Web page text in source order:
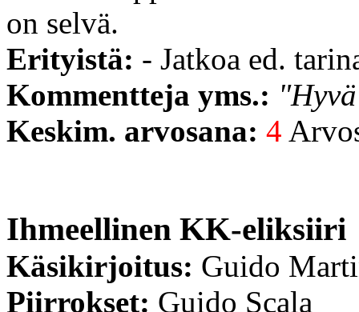
on selvä.
Erityistä: - Jatkoa ed.
Kommentteja yms.:
Keskim. arvosana: 4
Ihmeellinen KK-eliksiiri
Käsikirjoitus: Guido
Piirrokset: Guido Scala